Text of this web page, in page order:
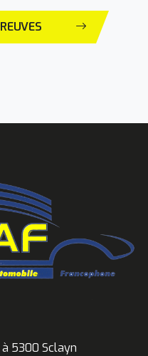
à 5300 Sclayn